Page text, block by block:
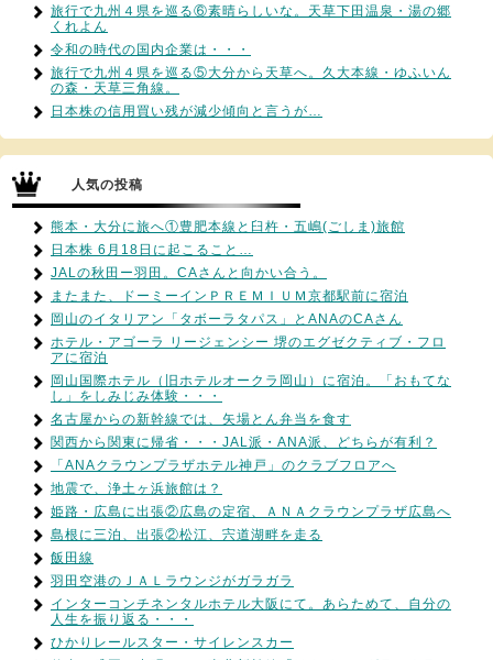
旅行で九州４県を巡る⑥素晴らしいな。天草下田温泉・湯の郷
くれよん
令和の時代の国内企業は・・・
旅行で九州４県を巡る⑤大分から天草へ。久大本線・ゆふいん
の森・天草三角線。
日本株の信用買い残が減少傾向と言うが…
人気の投稿
熊本・大分に旅へ①豊肥本線と臼杵・五嶋(ごしま)旅館
日本株 6月18日に起こること…
JALの秋田ー羽田。CAさんと向かい合う。
またまた、ドーミーインＰＲＥＭＩＵＭ京都駅前に宿泊
岡山のイタリアン「タボーラタパス」とANAのCAさん
ホテル・アゴーラ リージェンシー 堺のエグゼクティブ・フロ
アに宿泊
岡山国際ホテル（旧ホテルオークラ岡山）に宿泊。「おもてな
し」をしみじみ体験・・・
名古屋からの新幹線では、矢場とん弁当を食す
関西から関東に帰省・・・JAL派・ANA派、どちらが有利？
「ANAクラウンプラザホテル神戸」のクラブフロアへ
地震で、浄土ヶ浜旅館は？
姫路・広島に出張②広島の定宿、ＡＮＡクラウンプラザ広島へ
島根に三泊、出張②松江、宍道湖畔を走る
飯田線
羽田空港のＪＡＬラウンジがガラガラ
インターコンチネンタルホテル大阪にて。あらためて、自分の
人生を振り返る・・・
ひかりレールスター・サイレンスカー